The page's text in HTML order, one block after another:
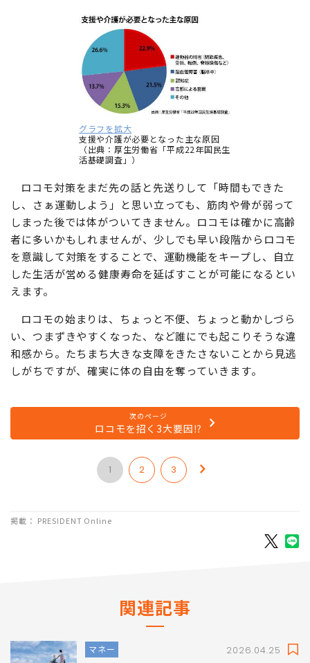
グラフを拡大
支援や介護が必要となった主な原因
（出典：厚生労働省「平成22年国民生
活基礎調査」）
ロコモ対策をまだ先の話と先送りして「時間もできた
し、さぁ運動しよう」と思い立っても、筋肉や骨が弱って
しまった後では体がついてきません。ロコモは確かに高齢
者に多いかもしれませんが、少しでも早い段階からロコモ
を意識して対策をすることで、運動機能をキープし、自立
した生活が営める健康寿命を延ばすことが可能になるとい
えます。
ロコモの始まりは、ちょっと不便、ちょっと動かしづら
い、つまずきやすくなった、など誰にでも起こりそうな違
和感から。たちまち大きな支障をきたさないことから見逃
しがちですが、確実に体の自由を奪っていきます。
次のページ
ロコモを招く3大要因⁉
1 2 3
掲載： PRESIDENT Online
関連記事
マネー 2026.04.25